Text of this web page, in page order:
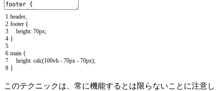
1
2
3
4
5
6
7
8
header
footer {
height: 70px;
}
main {
height: calc(100vh - 70px - 70px);
}
このテクニックは、常に機能するとは限らないことに注意し